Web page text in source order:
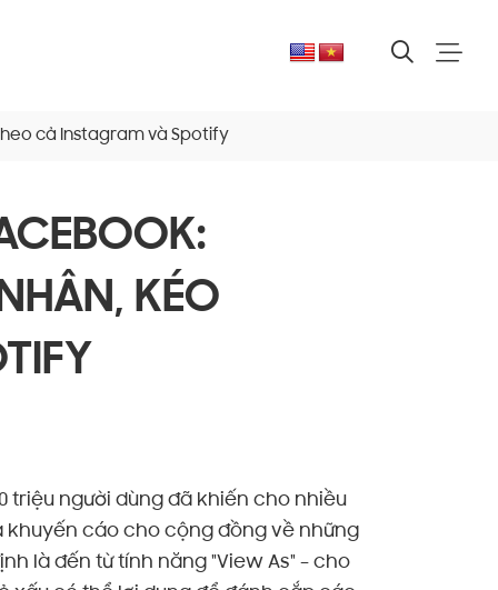
cả Instagram và Spotify
KÉO
triệu người dùng đã khiến cho nhiều
khuyến cáo cho cộng đồng về những
là đến từ tính năng "View As" – cho